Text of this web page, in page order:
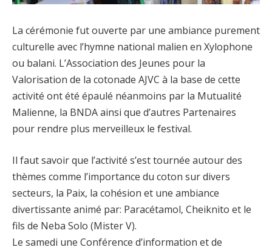
La cérémonie fut ouverte par une ambiance purement
culturelle avec l’hymne national malien en Xylophone
ou balani. L’Association des Jeunes pour la
Valorisation de la cotonade AJVC à la base de cette
activité ont été épaulé néanmoins par la Mutualité
Malienne, la BNDA ainsi que d’autres Partenaires
pour rendre plus merveilleux le festival.
Il faut savoir que l’activité s’est tournée autour des
thèmes comme l’importance du coton sur divers
secteurs, la Paix, la cohésion et une ambiance
divertissante animé par: Paracétamol, Cheiknito et le
fils de Neba Solo (Mister V).
Le samedi une Conférence d’information et de